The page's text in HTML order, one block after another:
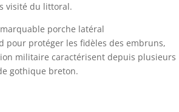
visité du littoral.
porche latéral
pour protéger les fidèles des embruns,
militaire caractérisent depuis plusieurs
gothique breton.